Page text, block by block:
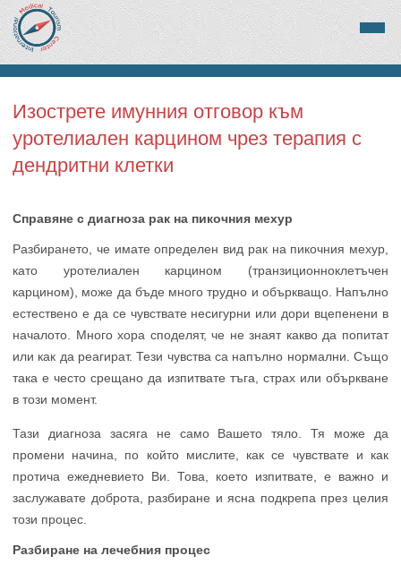
Изострете имунния отговор към
уротелиален карцином чрез терапия с
дендритни клетки
Справяне с диагноза рак на пикочния мехур
Разбирането, че имате определен вид рак на пикочния мехур,
като уротелиален карцином (транзиционноклетъчен
карцином), може да бъде много трудно и объркващо. Напълно
естествено е да се чувствате несигурни или дори вцепенени в
началото. Много хора споделят, че не знаят какво да попитат
или как да реагират. Тези чувства са напълно нормални. Също
така е често срещано да изпитвате тъга, страх или объркване
в този момент.
Тази диагноза засяга не само Вашето тяло. Тя може да
промени начина, по който мислите, как се чувствате и как
протича ежедневието Ви. Това, което изпитвате, е важно и
заслужавате доброта, разбиране и ясна подкрепа през целия
този процес.
Разбиране на лечебния процес